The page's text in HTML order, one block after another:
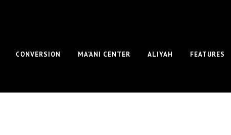
CONVERSION MA’ANI CENTER ALIYAH FEATURES